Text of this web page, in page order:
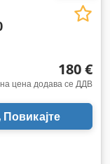
180 €
цена додава се ДДВ
Повикајте